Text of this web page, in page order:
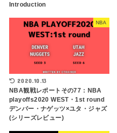
Introduction
NBA
2020.10.13
NBA観戦レポートその77：NBA
playoffs2020 WEST・1st round
デンバー・ナゲッツ×ユタ・ジャズ
(シリーズレビュー)